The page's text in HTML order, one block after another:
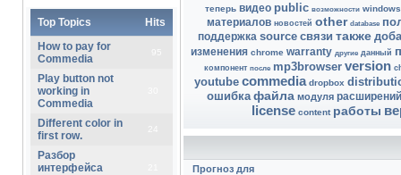
Top Topics
Hits
How to pay for
Commedia
95
Play button not
working in
Commedia
Different color in
first row.
Разбор
интерфейса
теперь видео public возможности windows
материалов новостей other database
поддержка source связи также
изменения chrome warranty другие данный
компонент после mp3browser version
youtube commedia dropbox
ошибка файла модуля расширений
license content работы
Прогноз для